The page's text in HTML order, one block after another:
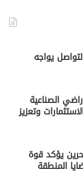
يواجه
الصناعية
وتعزيز
يؤكد قوة
المنطقة